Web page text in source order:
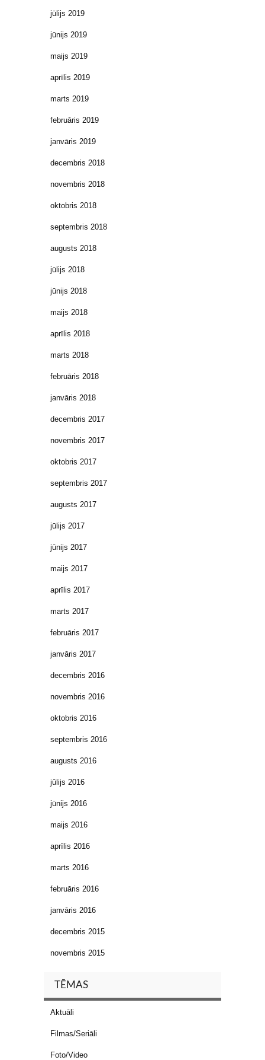
jūlijs 2019
jūnijs 2019
maijs 2019
aprīlis 2019
marts 2019
februāris 2019
janvāris 2019
decembris 2018
novembris 2018
oktobris 2018
septembris 2018
augusts 2018
jūlijs 2018
jūnijs 2018
maijs 2018
aprīlis 2018
marts 2018
februāris 2018
janvāris 2018
decembris 2017
novembris 2017
oktobris 2017
septembris 2017
augusts 2017
jūlijs 2017
jūnijs 2017
maijs 2017
aprīlis 2017
marts 2017
februāris 2017
janvāris 2017
decembris 2016
novembris 2016
oktobris 2016
septembris 2016
augusts 2016
jūlijs 2016
jūnijs 2016
maijs 2016
aprīlis 2016
marts 2016
februāris 2016
janvāris 2016
decembris 2015
novembris 2015
TĒMAS
Aktuāli
Filmas/Seriāli
Foto/Video